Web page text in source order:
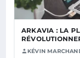
ARKAVIA : LA
KÉVIN